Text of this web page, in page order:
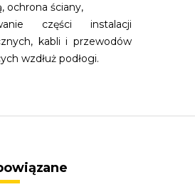
ochrona ściany,
części instalacji
kabli i przewodów
wzdłuż podłogi.